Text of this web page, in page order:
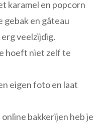
karamel en popcorn
gebak en gâteau
veelzijdig.
hoeft niet zelf te
eigen foto en laat
bakkerijen heb je